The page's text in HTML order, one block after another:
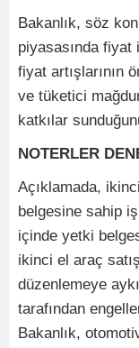
Bakanlık, söz
piyasasında fiyat
fiyat artışlarının
ve tüketici
katkılar
NOTERLER
Açıklamada,
belgesine sahip
içinde yetki
ikinci el araç
düzenlemeye
tarafından
Bakanlık,